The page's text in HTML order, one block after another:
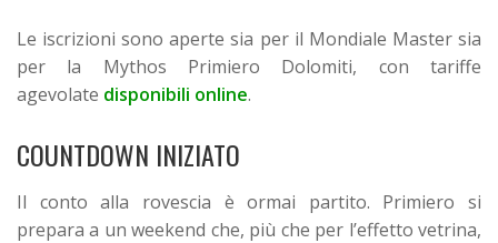
Le iscrizioni sono aperte sia per il Mondiale Master sia
per la Mythos Primiero Dolomiti, con tariffe
agevolate disponibili online.
COUNTDOWN INIZIATO
Il conto alla rovescia è ormai partito. Primiero si
prepara a un weekend che, più che per l’effetto vetrina,